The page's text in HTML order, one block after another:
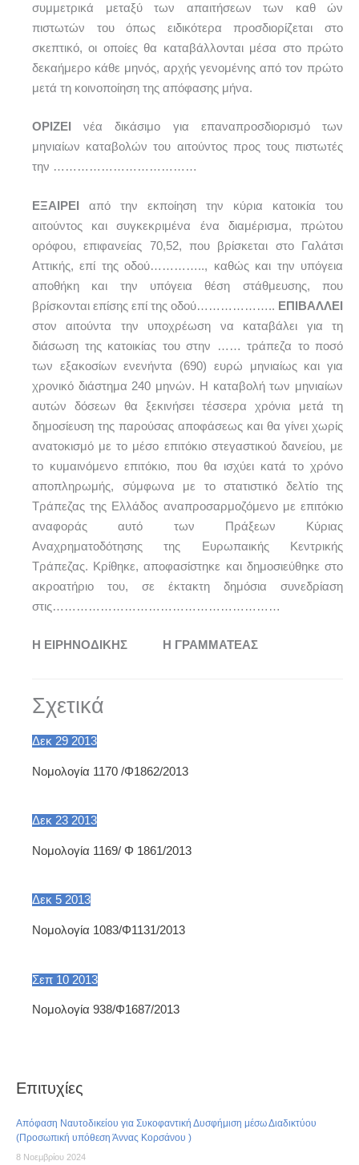
συμμετρικά μεταξύ των απαιτήσεων των καθ ών
πιστωτών του όπως ειδικότερα προσδιορίζεται στο
σκεπτικό, οι οποίες θα καταβάλλονται μέσα στο πρώτο
δεκαήμερο κάθε μηνός, αρχής γενομένης από τον πρώτο
μετά τη κοινοποίηση της απόφασης μήνα.
ΟΡΙΖΕΙ
νέα δικάσιμο για επαναπροσδιορισμό των
μηνιαίων καταβολών του αιτούντος προς τους πιστωτές
την ………………………………
ΕΞΑΙΡΕΙ από την εκποίηση την κύρια κατοικία του
αιτούντος και συγκεκριμένα ένα διαμέρισμα, πρώτου
ορόφου, επιφανείας 70,52, που βρίσκεται στο Γαλάτσι
Αττικής, επί της οδού………….., καθώς και την υπόγεια
αποθήκη και την υπόγεια θέση στάθμευσης, που
βρίσκονται επίσης επί της οδού……………….. ΕΠΙΒΑΛΛΕΙ
στον αιτούντα την υποχρέωση να καταβάλει για τη
διάσωση της κατοικίας του στην …… τράπεζα το ποσό
των εξακοσίων ενενήντα (690) ευρώ μηνιαίως και για
χρονικό διάστημα 240 μηνών. Η καταβολή των μηνιαίων
αυτών δόσεων θα ξεκινήσει τέσσερα χρόνια μετά τη
δημοσίευση της παρούσας αποφάσεως και θα γίνει χωρίς
ανατοκισμό με το μέσο επιτόκιο στεγαστικού δανείου, με
το κυμαινόμενο επιτόκιο, που θα ισχύει κατά το χρόνο
αποπληρωμής, σύμφωνα με το στατιστικό δελτίο της
Τράπεζας της Ελλάδος αναπροσαρμοζόμενο με επιτόκιο
αναφοράς αυτό των Πράξεων Κύριας
Αναχρηματοδότησης της Ευρωπαικής Κεντρικής
Τράπεζας. Κρίθηκε, αποφασίστηκε και δημοσιεύθηκε στο
ακροατήριο του, σε έκτακτη δημόσια συνεδρίαση
στις…………………………………………………
Η ΕΙΡΗΝΟΔΙΚΗΣ Η ΓΡΑΜΜΑΤΕΑΣ
Σχετικά
Δεκ 29 2013
Νομολογία 1170 /Φ1862/2013
Δεκ 23 2013
Νομολογία 1169/ Φ 1861/2013
Δεκ 5 2013
Νομολογία 1083/Φ1131/2013
Σεπ 10 2013
Nομολογία 938/Φ1687/2013
Επιτυχίες
Απόφαση Ναυτοδικείου για Συκοφαντική Δυσφήμιση μέσω Διαδικτύου
(Προσωπική υπόθεση Άννας Κορσάνου )
8 Νοεμβρίου 2024